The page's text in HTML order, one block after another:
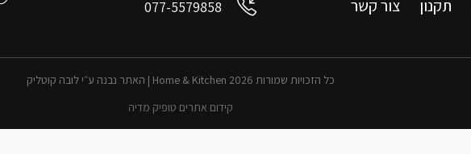
תקנון צור קשר 077-5579858
כל הזכויות שמורות 2026 Home & Kitchen | האתר נבנה ע״י לובה קוטליק
קידום אתרים טופיק מדיה